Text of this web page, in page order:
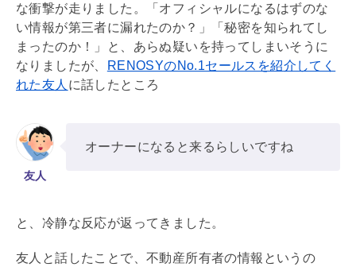
な衝撃が走りました。「オフィシャルになるはずのな
い情報が第三者に漏れたのか？」「秘密を知られてし
まったのか！」と、あらぬ疑いを持ってしまいそうに
なりましたが、
RENOSYのNo.1セールスを紹介してく
れた友人 に話したところ
友人
オーナーになると来るらしいですね
と、冷静な反応が返ってきました。
友人と話したことで、不動産所有者の情報というの